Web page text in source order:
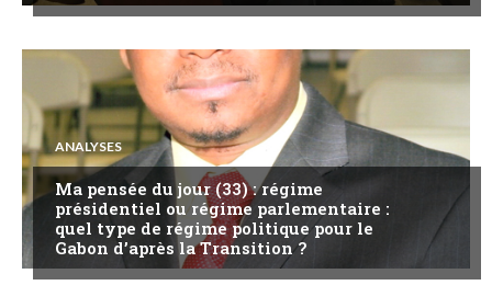
ANALYSES
Ma pensée du jour (33) : régime
présidentiel ou régime parlementaire :
quel type de régime politique pour le
Gabon d’après la Transition ?